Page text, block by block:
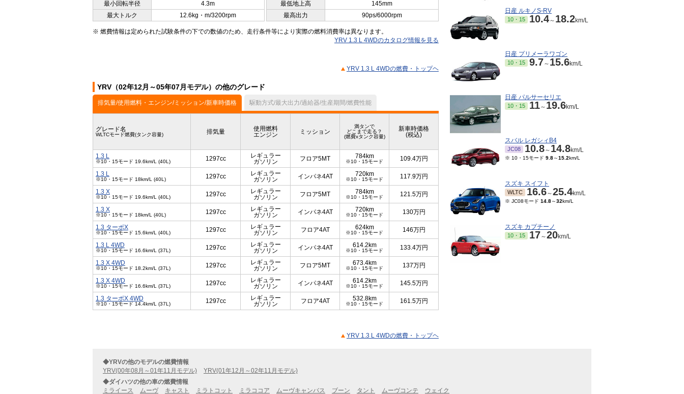
最小回転半径
4.3m 最低地上高
145mm
最大トルク
12.6kg・m/3200rpm 最高出力 90ps/6000rpm
※ 燃費情報は定められた試験条件の下での数値のため、走行条件等により実際の燃料消費率は異なります。
YRV 1.3 L 4WDのカタログ情報を見る
YRV 1.3 L 4WDの燃費・トップヘ
YRV（02年12月～05年07月モデル）の他のグレード
排気量/使用燃料・エンジン/ミッション/新車時価格 駆動方式/最大出力/過給器/生産期間/燃費性能
グレード名
WLTCモード燃費(タンク容量) 排気量
使用燃料
エンジン
ミッション
満タンで
どこまで走る？
(燃費xタンク容量)
新車時価格
(税込)
1.3 L
※10・15モード 19.6km/L (40L) 1297cc
レギュラー
ガソリン
フロア5MT 784km
※10・15モード 109.4万円
1.3 L
※10・15モード 18km/L (40L) 1297cc
レギュラー
ガソリン
インパネ4AT 720km
※10・15モード 117.9万円
1.3 X
※10・15モード 19.6km/L (40L) 1297cc
レギュラー
ガソリン
フロア5MT 784km
※10・15モード 121.5万円
1.3 X
※10・15モード 18km/L (40L) 1297cc
レギュラー
ガソリン
インパネ4AT 720km
※10・15モード 130万円
1.3 ターボX
※10・15モード 15.6km/L (40L) 1297cc
レギュラー
ガソリン
フロア4AT 624km
※10・15モード 146万円
1.3 L 4WD
※10・15モード 16.6km/L (37L) 1297cc
レギュラー
ガソリン
インパネ4AT 614.2km
※10・15モード 133.4万円
1.3 X 4WD
※10・15モード 18.2km/L (37L) 1297cc
レギュラー
ガソリン
フロア5MT 673.4km
※10・15モード 137万円
1.3 X 4WD
※10・15モード 16.6km/L (37L) 1297cc
レギュラー
ガソリン
インパネ4AT 614.2km
※10・15モード 145.5万円
1.3 ターボX 4WD
※10・15モード 14.4km/L (37L) 1297cc
レギュラー
ガソリン
フロア4AT 532.8km
※10・15モード 161.5万円
YRV 1.3 L 4WDの燃費・トップヘ
日産 ルキノS-RV
10・15 10.4～ 18.2km/L
日産 プリメーラワゴン
10・15 9.7～ 15.6km/L
日産 パルサーセリエ
10・15 11～ 19.6km/L
スバル レガシィB4
JC08 10.8～ 14.8km/L
※ 10・15モード 9.8～15.2km/L
スズキ スイフト
WLTC 16.6～25.4km/L
※ JC08モード 14.8～32km/L
スズキ カプチーノ
10・15 17～20km/L
◆YRVの他のモデルの燃費情報
YRV(00年08月～01年11月モデル)
YRV(01年12月～02年11月モデル)
◆ダイハツの他の車の燃費情報
ミライース
ムーヴ キャスト ミラトコット ミラココア ムーヴキャンバス ブーン タント ムーヴコンテ ウェイク